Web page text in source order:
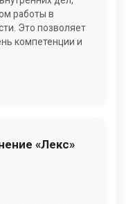
работы в
Это позволяет
компетенции и
«Лекс»